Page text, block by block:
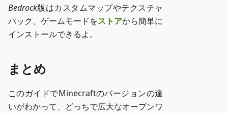
Bedrock版はカスタムマップやテクスチャ
パック、ゲームモードをストアから簡単に
インストールできるよ。
まとめ
このガイドでMinecraftのバージョンの違
いがわかって、どっちで広大なオープンワ